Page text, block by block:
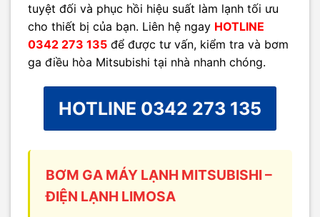
tuyệt đối và phục hồi hiệu suất làm lạnh tối ưu
cho thiết bị của bạn. Liên hệ ngay HOTLINE
0342 273 135 để được tư vấn, kiểm tra và bơm
ga điều hòa Mitsubishi tại nhà nhanh chóng.
HOTLINE 0342 273 135
BƠM GA MÁY LẠNH MITSUBISHI –
ĐIỆN LẠNH LIMOSA